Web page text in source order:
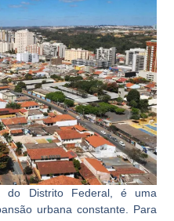
do Distrito Federal, é uma
urbana constante. Para